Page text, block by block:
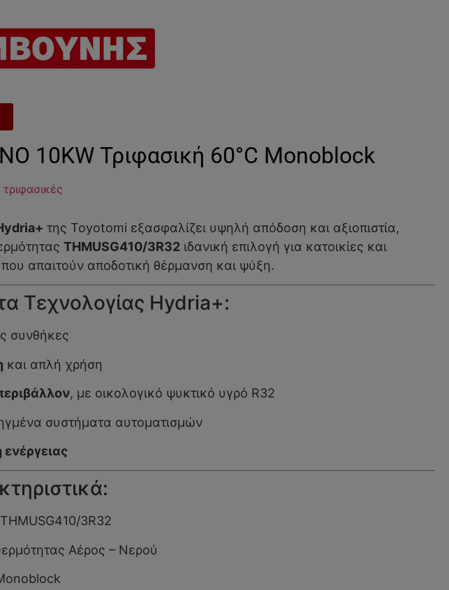
10KW Τριφασική 60°C Monoblock
της Toyotomi εξασφαλίζει υψηλή απόδοση και αξιοπιστία,
THMUSG410/3R32ιδανική επιλογή για κατοικίες και
απαιτούν αποδοτική θέρμανση και ψύξη.
Τεχνολογίας Hydria+:
συνθήκες
και απλή χρήση
, με οικολογικό ψυκτικό υγρό R32
συστήματα αυτοματισμών
THMUSG410/3R32
Αέρος – Νερού